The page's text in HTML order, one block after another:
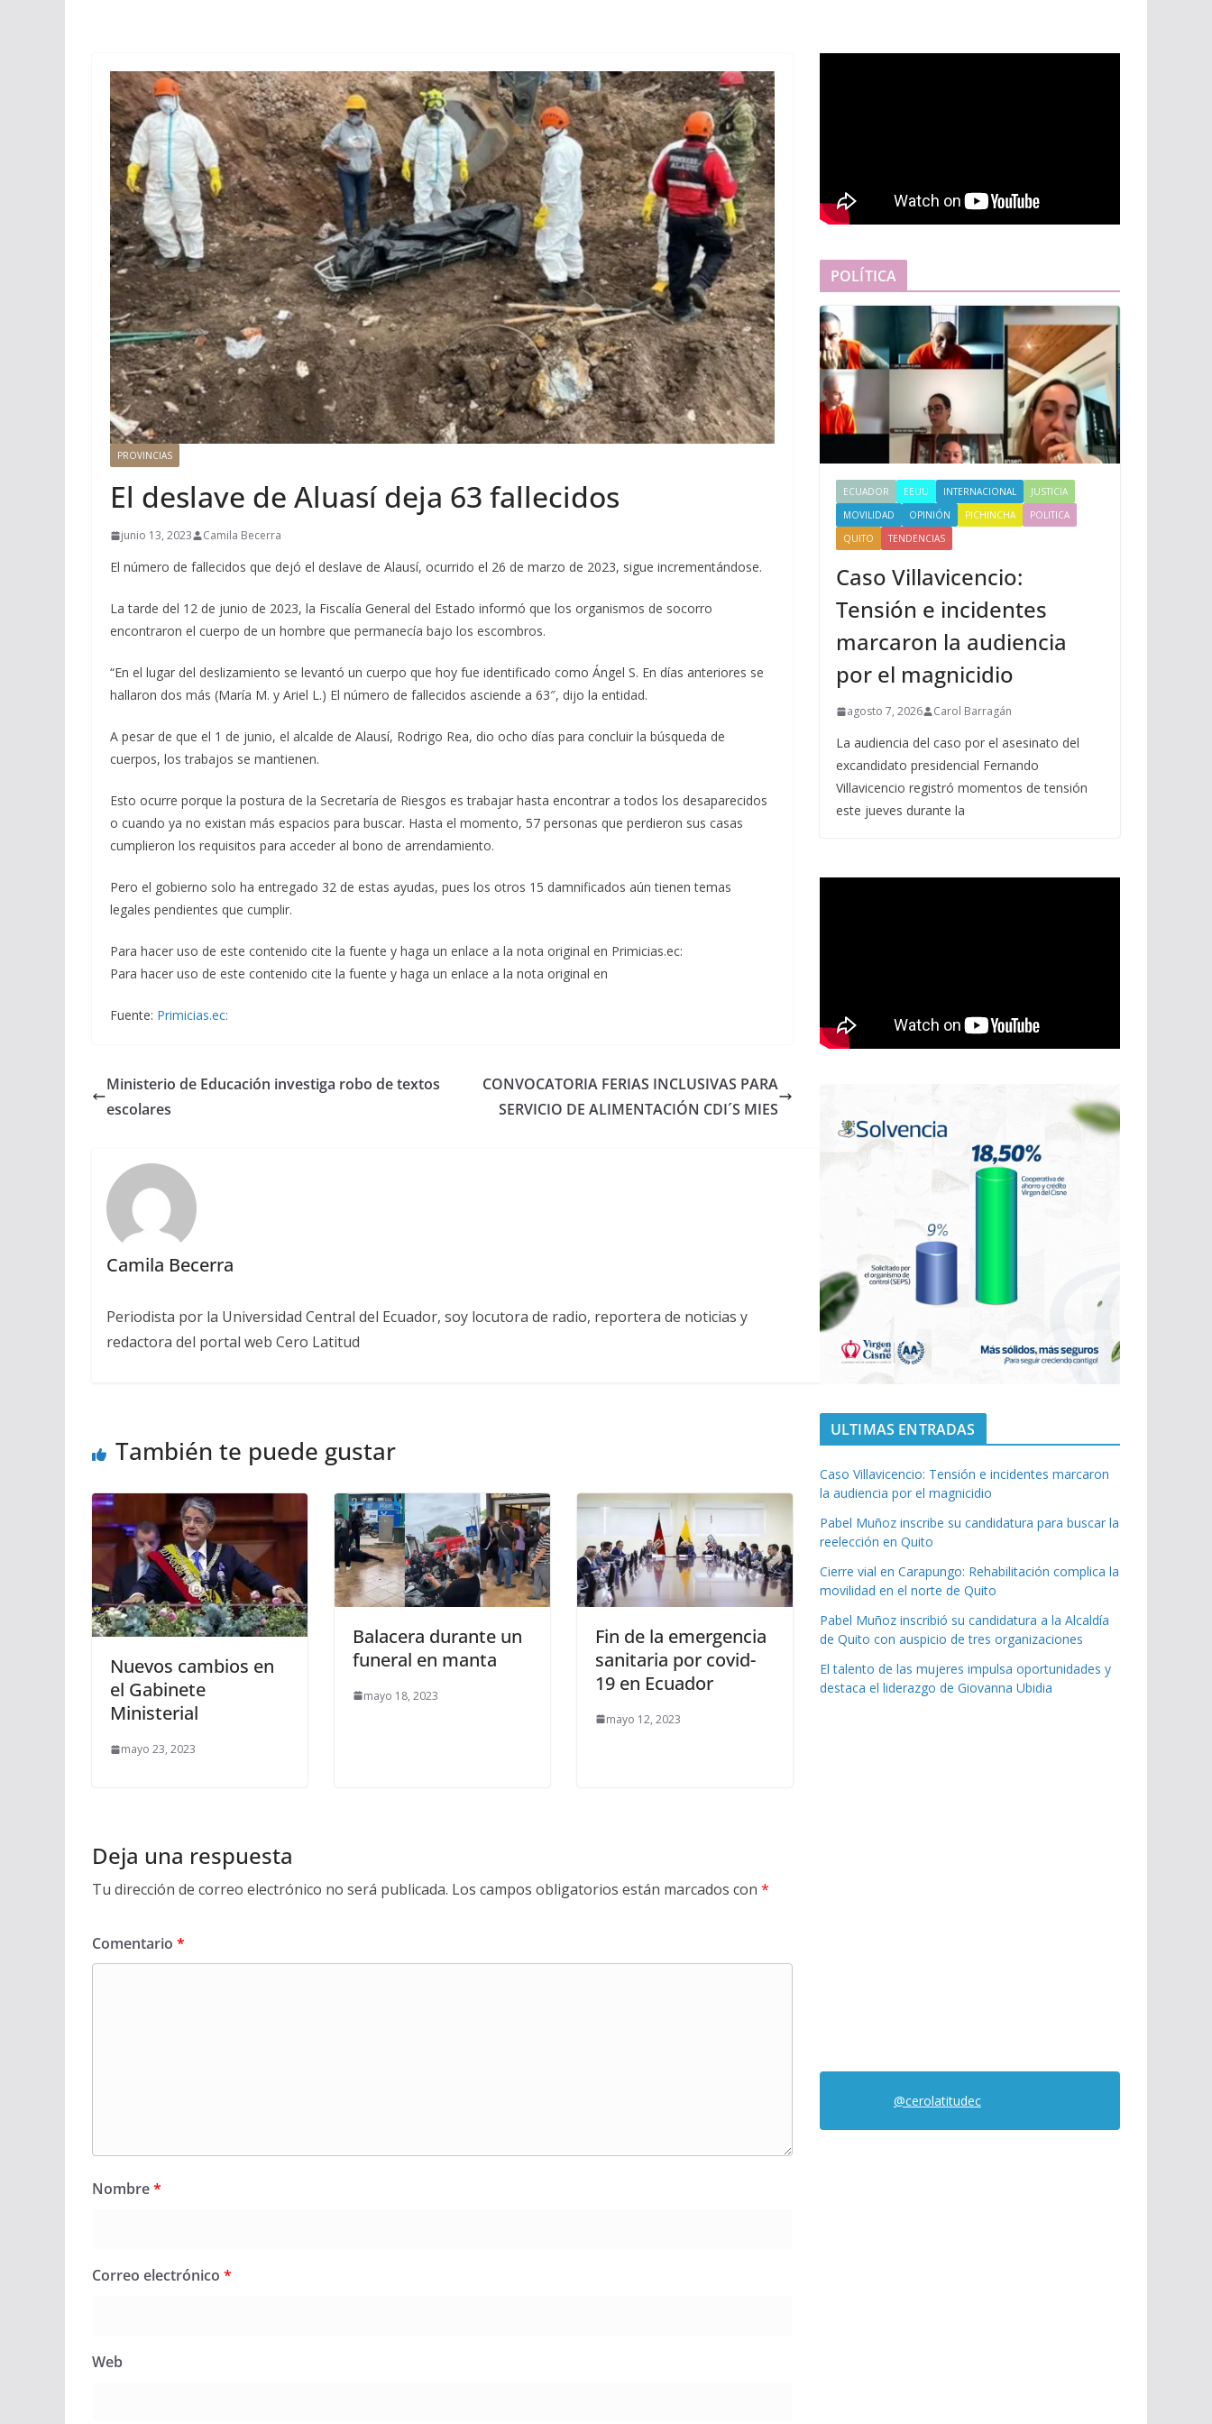
PROVINCIAS
El deslave de Aluasí deja 63 fallecidos
junio 13, 2023 Camila Becerra
El número de fallecidos que dejó el deslave de Alausí, ocurrido el 26 de marzo de 2023, sigue incrementándose.
La tarde del 12 de junio de 2023, la Fiscalía General del Estado informó que los organismos de socorro
encontraron el cuerpo de un hombre que permanecía bajo los escombros.
“En el lugar del deslizamiento se levantó un cuerpo que hoy fue identificado como Ángel S. En días anteriores se
hallaron dos más (María M. y Ariel L.) El número de fallecidos asciende a 63″, dijo la entidad.
A pesar de que el 1 de junio, el alcalde de Alausí, Rodrigo Rea, dio ocho días para concluir la búsqueda de
cuerpos, los trabajos se mantienen.
Esto ocurre porque la postura de la Secretaría de Riesgos es trabajar hasta encontrar a todos los desaparecidos
o cuando ya no existan más espacios para buscar. Hasta el momento, 57 personas que perdieron sus casas
cumplieron los requisitos para acceder al bono de arrendamiento.
Pero el gobierno solo ha entregado 32 de estas ayudas, pues los otros 15 damnificados aún tienen temas
legales pendientes que cumplir.
Para hacer uso de este contenido cite la fuente y haga un enlace a la nota original en Primicias.ec:
Para hacer uso de este contenido cite la fuente y haga un enlace a la nota original en
Fuente: Primicias.ec:
Ministerio de Educación investiga robo de textos
escolares
CONVOCATORIA FERIAS INCLUSIVAS PARA
SERVICIO DE ALIMENTACIÓN CDI´S MIES
Camila Becerra
Periodista por la Universidad Central del Ecuador, soy locutora de radio, reportera de noticias y
redactora del portal web Cero Latitud
También te puede gustar
Nuevos cambios en
el Gabinete
Ministerial
mayo 23, 2023
Balacera durante un
funeral en manta
mayo 18, 2023
Fin de la emergencia
sanitaria por covid-
19 en Ecuador
mayo 12, 2023
Deja una respuesta
Tu dirección de correo electrónico no será publicada. Los campos obligatorios están marcados con *
Comentario *
Nombre*
Correo electrónico *
Web
POLÍTICA
ECUADOR EEUU INTERNACIONAL
JUSTICIA
MOVILIDAD
OPINIÓN PICHINCHA
POLITICA
QUITO
TENDENCIAS
Caso Villavicencio:
Tensión e incidentes
marcaron la audiencia
por el magnicidio
agosto 7, 2026 Carol Barragán
La audiencia del caso por el asesinato del
excandidato presidencial Fernando
Villavicencio registró momentos de tensión
este jueves durante la
ULTIMAS ENTRADAS
Caso Villavicencio: Tensión e incidentes marcaron
la audiencia por el magnicidio
Pabel Muñoz inscribe su candidatura para buscar la
reelección en Quito
Cierre vial en Carapungo: Rehabilitación complica la
movilidad en el norte de Quito
Pabel Muñoz inscribió su candidatura a la Alcaldía
de Quito con auspicio de tres organizaciones
El talento de las mujeres impulsa oportunidades y
destaca el liderazgo de Giovanna Ubidia
@cerolatitudec